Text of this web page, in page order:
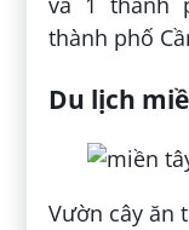
thành phố
Du lịch
Vườn cây ăn